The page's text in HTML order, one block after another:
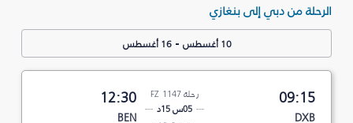
الرحلة من دبي إلى بنغازي
10 أغسطس -16 أغسطس
09:15
DXB
رحلة FZ 1147
05س 15د
12:30
BEN